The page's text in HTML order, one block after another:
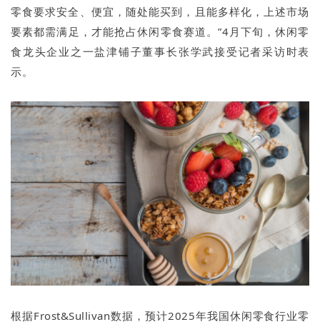
零食要求安全、便宜，随处能买到，且能多样化，上述市场
要素都需满足，才能抢占休闲零食赛道。”4月下旬，休闲零
食龙头企业之一盐津铺子董事长张学武接受记者采访时表
示。
根据Frost&Sullivan数据，预计2025年我国休闲零食行业零